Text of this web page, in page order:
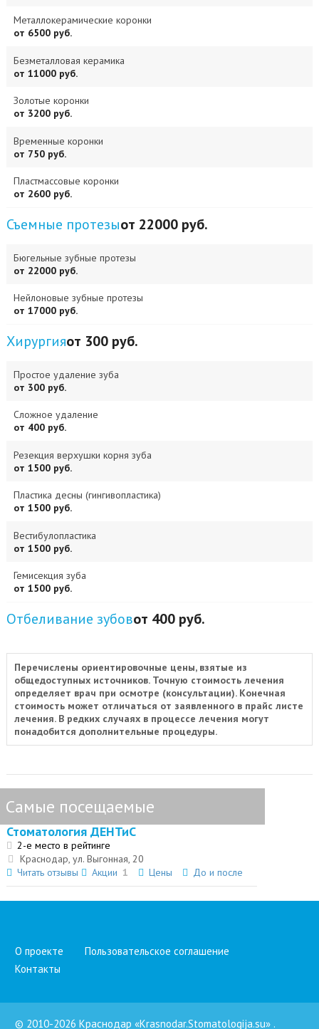
Металлокерамические коронки
от 6500 руб.
Безметалловая керамика
от 11000 руб.
Золотые коронки
от 3200 руб.
Временные коронки
от 750 руб.
Пластмассовые коронки
от 2600 руб.
Съемные протезыот 22000 руб.
Бюгельные зубные протезы
от 22000 руб.
Нейлоновые зубные протезы
от 17000 руб.
Хирургияот 300 руб.
Простое удаление зуба
от 300 руб.
Сложное удаление
от 400 руб.
Резекция верхушки корня зуба
от 1500 руб.
Пластика десны (гингивопластика)
от 1500 руб.
Вестибулопластика
от 1500 руб.
Гемисекция зуба
от 1500 руб.
Отбеливание зубовот 400 руб.
Перечислены ориентировочные цены, взятые из
общедоступных источников. Точную стоимость лечения
определяет врач при осмотре (консультации). Конечная
стоимость может отличаться от заявленного в прайс листе
лечения. В редких случаях в процессе лечения могут
понадобится дополнительные процедуры.
Самые посещаемые
Стоматология ДЕНТиС
2-е место в рейтинге
Краснодар, ул. Выгонная, 20
Читать отзывы
Акции 1 Цены До и после
О проекте
Пользовательское соглашение
Контакты
© 2010-2026 Краснодар «Krasnodar.Stomatologija.su» .